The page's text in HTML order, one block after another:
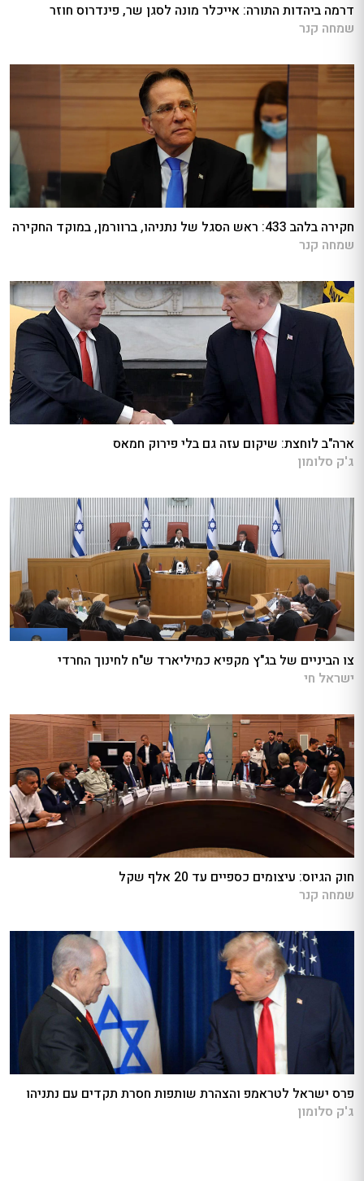
דרמה ביהדות התורה: אייכלר מונה לסגן שר, פינדרוס חוזר
שמחה קנר
חקירה בלהב 433: ראש הסגל של נתניהו, ברוורמן, במוקד החקירה
שמחה קנר
ארה"ב לוחצת: שיקום עזה גם בלי פירוק חמאס
ג'ק סלומון
צו הביניים של בג"ץ מקפיא כמיליארד ש"ח לחינוך החרדי
ישראל חי
חוק הגיוס: עיצומים כספיים עד 20 אלף שקל
שמחה קנר
פרס ישראל לטראמפ והצהרת שותפות חסרת תקדים עם נתניהו
ג'ק סלומון